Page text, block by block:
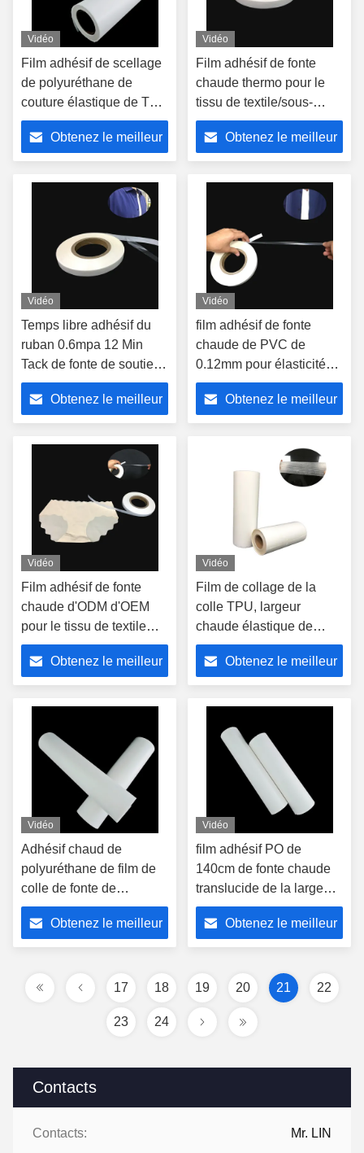
Contacts
Contacts: Mr. LIN
Vidéo
Film adhésif de scellage
de polyuréthane de
couture élastique de TPU
pour la stratification
Obtenez le meilleur
Vidéo
Film adhésif de fonte
chaude thermo pour le
tissu de textile/sous-
vêtements 1.22g/cm3
Obtenez le meilleur
Vidéo
Temps libre adhésif du
ruban 0.6mpa 12 Min
Tack de fonte de soutien-
gorge chaud de
polyuréthane
Obtenez le meilleur
Vidéo
film adhésif de fonte
chaude de PVC de
0.12mm pour élasticité
de tissu de textile la
bonneObtenez le meilleur
Vidéo
Film adhésif de fonte
chaude d'ODM d'OEM
pour le tissu de textile
lavable
Obtenez le meilleur
Vidéo
Film de collage de la
colle TPU, largeur
chaude élastique de
l'épaisseur 1500mm du
film adhésif 0.18mm de
fonte
Obtenez le meilleur
Vidéo
Adhésif chaud de
polyuréthane de film de
colle de fonte de
l'épaisseur TPU
doucement de 0.08mm
Obtenez le meilleur
Vidéo
film adhésif PO de
140cm de fonte chaude
translucide de la largeur
pour le tissu de textile
Obtenez le meilleur
17 18 19 20 21 22
23 24